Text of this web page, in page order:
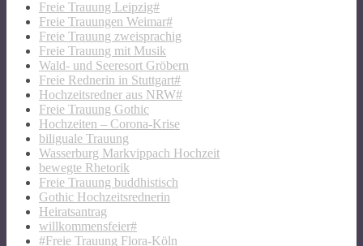
Freie Trauung Leipzig#
Freie Trauungen Weimar#
Freie Trauung zweisprachig
Freie Trauung mit Musik
Wald- und Seeresort Gröbern
Freie Rednerin in Stuttgart#
Hochzeitsredner aus NRW#
Freie Trauung Gothic
Hochzeiten – Corona-Krise
biliguale Trauung
Wasserburg Markvippach Hochzeit
bewegte Rhetorik
Freie Trauung buddhistisch
Gothic Hochzeitsrednerin
Heiratsantrag
willkommensfeier#
#Freie Trauung Flora-Köln